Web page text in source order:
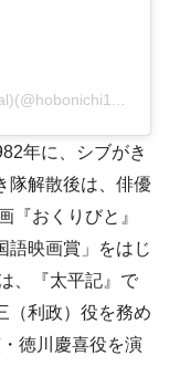
年に、シブがき
隊解散後は、俳優
『おくりびと』
語映画賞」をはじ
、『太平記』で
（利政）役を務め
徳川慶喜役を演